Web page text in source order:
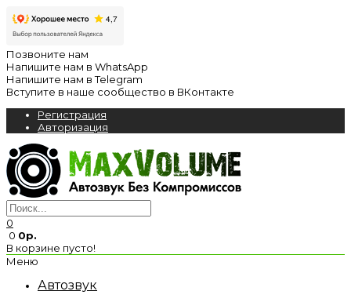
Позвоните нам
Напишите нам в WhatsApp
Напишите нам в Telegram
Вступите в наше сообщество в ВКонтакте
Регистрация
Авторизация
0
0 0р.
В корзине пусто!
Меню
Автозвук